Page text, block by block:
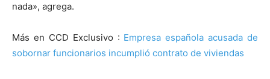
nada», agrega.
Más en CCD Exclusivo : Empresa española acusada de
sobornar funcionarios incumplió contrato de viviendas